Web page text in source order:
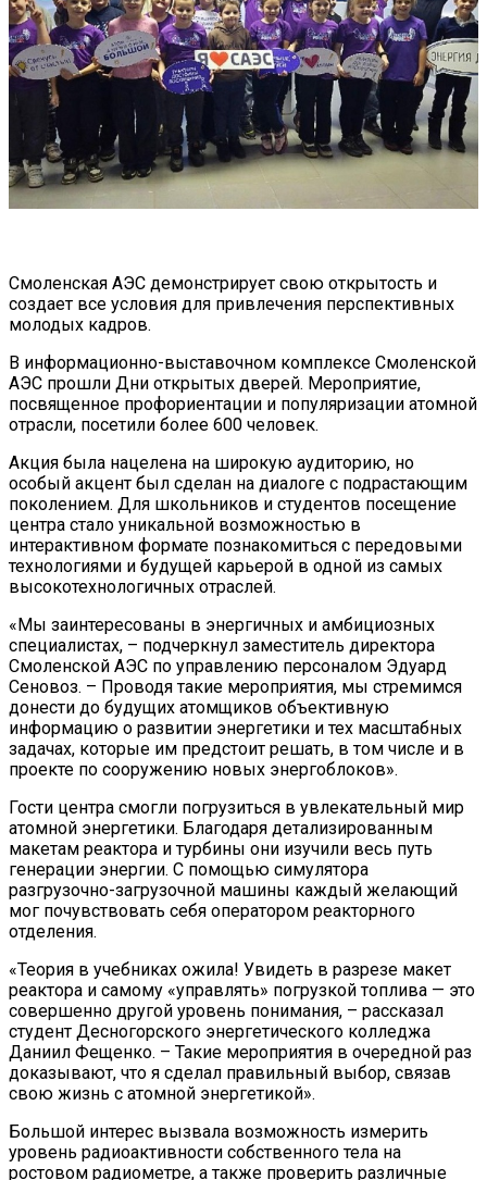
Смоленская АЭС демонстрирует свою открытость и
создает все условия для привлечения перспективных
молодых кадров.
В информационно-выставочном комплексе Смоленской
АЭС прошли Дни открытых дверей. Мероприятие,
посвященное профориентации и популяризации атомной
отрасли, посетили более 600 человек.
Акция была нацелена на широкую аудиторию, но
особый акцент был сделан на диалоге с подрастающим
поколением. Для школьников и студентов посещение
центра стало уникальной возможностью в
интерактивном формате познакомиться с передовыми
технологиями и будущей карьерой в одной из самых
высокотехнологичных отраслей.
«Мы заинтересованы в энергичных и амбициозных
специалистах, – подчеркнул заместитель директора
Смоленской АЭС по управлению персоналом Эдуард
Сеновоз. – Проводя такие мероприятия, мы стремимся
донести до будущих атомщиков объективную
информацию о развитии энергетики и тех масштабных
задачах, которые им предстоит решать, в том числе и в
проекте по сооружению новых энергоблоков».
Гости центра смогли погрузиться в увлекательный мир
атомной энергетики. Благодаря детализированным
макетам реактора и турбины они изучили весь путь
генерации энергии. С помощью симулятора
разгрузочно-загрузочной машины каждый желающий
мог почувствовать себя оператором реакторного
отделения.
«Теория в учебниках ожила! Увидеть в разрезе макет
реактора и самому «управлять» погрузкой топлива — это
совершенно другой уровень понимания, – рассказал
студент Десногорского энергетического колледжа
Даниил Фещенко. – Такие мероприятия в очередной раз
доказывают, что я сделал правильный выбор, связав
свою жизнь с атомной энергетикой».
Большой интерес вызвала возможность измерить
уровень радиоактивности собственного тела на
ростовом радиометре, а также проверить различные